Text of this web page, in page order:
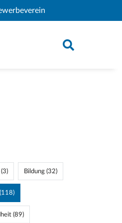
Link)
Bildung (32)
(89)